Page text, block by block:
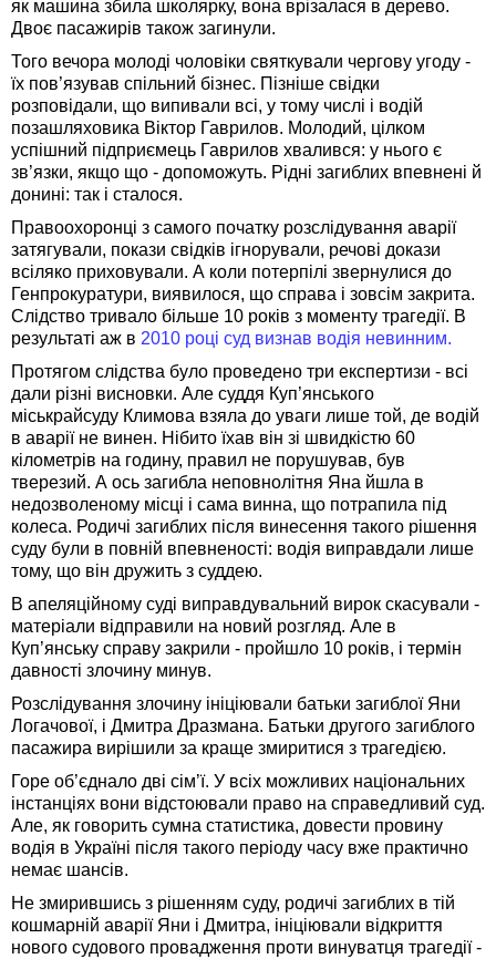
як машина збила школярку, вона врізалася в дерево.
Двоє пасажирів також загинули.
Того вечора молоді чоловіки святкували чергову угоду -
їх пов’язував спільний бізнес. Пізніше свідки
розповідали, що випивали всі, у тому числі і водій
позашляховика Віктор Гаврилов. Молодий, цілком
успішний підприємець Гаврилов хвалився: у нього є
зв’язки, якщо що - допоможуть. Рідні загиблих впевнені й
донині: так і сталося.
Правоохоронці з самого початку розслідування аварії
затягували, покази свідків ігнорували, речові докази
всіляко приховували. А коли потерпілі звернулися до
Генпрокуратури, виявилося, що справа і зовсім закрита.
Слідство тривало більше 10 років з моменту трагедії. В
результаті аж в 2010 році суд визнав водія невинним.
Протягом слідства було проведено три експертизи - всі
дали різні висновки. Але суддя Куп’янського
міськрайсуду Климова взяла до уваги лише той, де водій
в аварії не винен. Нібито їхав він зі швидкістю 60
кілометрів на годину, правил не порушував, був
тверезий. А ось загибла неповнолітня Яна йшла в
недозволеному місці і сама винна, що потрапила під
колеса. Родичі загиблих після винесення такого рішення
суду були в повній впевненості: водія виправдали лише
тому, що він дружить з суддею.
В апеляційному суді виправдувальний вирок скасували -
матеріали відправили на новий розгляд. Але в
Куп’янську справу закрили - пройшло 10 років, і термін
давності злочину минув.
Розслідування злочину ініціювали батьки загиблої Яни
Логачової, і Дмитра Дразмана. Батьки другого загиблого
пасажира вирішили за краще змиритися з трагедією.
Горе об’єднало дві сім’ї. У всіх можливих національних
інстанціях вони відстоювали право на справедливий суд.
Але, як говорить сумна статистика, довести провину
водія в Україні після такого періоду часу вже практично
немає шансів.
Не змирившись з рішенням суду, родичі загиблих в тій
кошмарній аварії Яни і Дмитра, ініціювали відкриття
нового судового провадження проти винуватця трагедії -